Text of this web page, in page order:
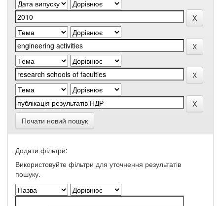
Почати новий пошук
Додати фільтри:
Використовуйте фільтри для уточнення результатів
пошуку.